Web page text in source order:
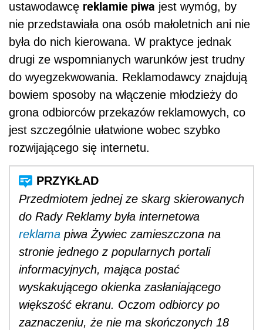
ustawodawcę reklamie piwa jest wymóg, by
nie przedstawiała ona osób małoletnich ani nie
była do nich kierowana. W praktyce jednak
drugi ze wspomnianych warunków jest trudny
do wyegzekwowania. Reklamodawcy znajdują
bowiem sposoby na włączenie młodzieży do
grona odbiorców przekazów reklamowych, co
jest szczególnie ułatwione wobec szybko
rozwijającego się internetu.
Przedmiotem jednej ze skarg skierowanych
do Rady Reklamy była internetowa
reklama piwa Żywiec zamieszczona na
stronie jednego z popularnych portali
informacyjnych, mająca postać
wyskakującego okienka zasłaniającego
większość ekranu. Oczom odbiorcy po
zaznaczeniu, że nie ma skończonych 18